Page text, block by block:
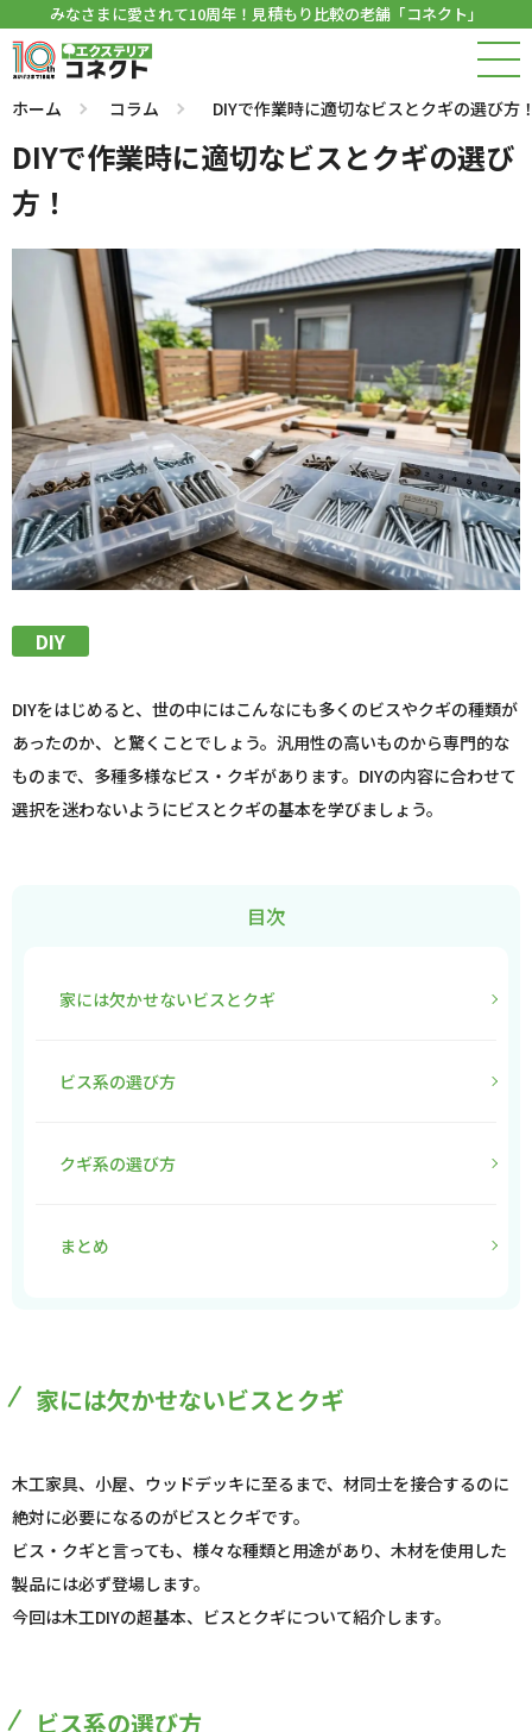
みなさまに愛されて10周年！見積もり比較の老舗「コネクト」
ホーム コラム DIYで作業時に適切なビスとクギの選び方
DIYで作業時に適切なビスとクギの選び
方！
DIY
DIYをはじめると、世の中にはこんなにも多くのビスやクギの種類が
あったのか、と驚くことでしょう。汎用性の高いものから専門的な
ものまで、多種多様なビス・クギがあります。DIYの内容に合わせて
選択を迷わないようにビスとクギの基本を学びましょう。
目次
家には欠かせないビスとクギ
ビス系の選び方
クギ系の選び方
まとめ
家には欠かせないビスとクギ
木工家具、小屋、ウッドデッキに至るまで、材同士を接合するのに
絶対に必要になるのがビスとクギです。
ビス・クギと言っても、様々な種類と用途があり、木材を使用した
製品には必ず登場します。
今回は木工DIYの超基本、ビスとクギについて紹介します。
ビス系の選び方